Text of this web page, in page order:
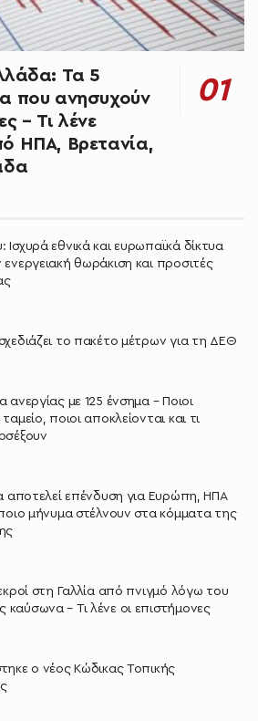
Τα 5
που ανησυχούν
– Τι λένε
ΗΠΑ, Βρετανία,
εθνικά και ευρωπαϊκά δίκτυα
ενεργειακή θωράκιση και προσιτές
το πακέτο μέτρων για τη ΔΕΘ
ανεργίας με 125 ένσημα – Ποιοι
ποιοι αποκλείονται και τι
αποτελεί επένδυση για Ευρώπη, ΗΠΑ
μήνυμα στέλνουν στα κόμματα της
στη Γαλλία από πνιγμό λόγω του
– Τι λένε οι επιστήμονες
ο νέος Κώδικας Τοπικής